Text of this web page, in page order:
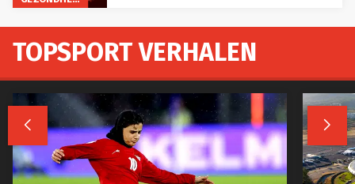
TOPSPORT VERHALEN
 